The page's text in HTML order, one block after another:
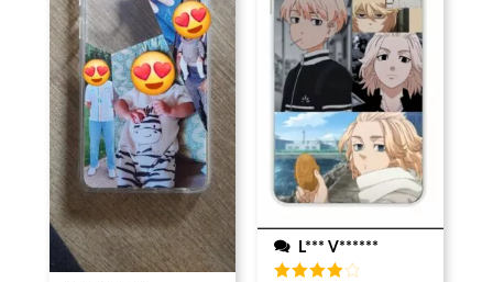
L*** V******